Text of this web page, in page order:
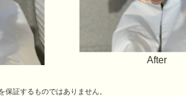
After
証するものではありません。